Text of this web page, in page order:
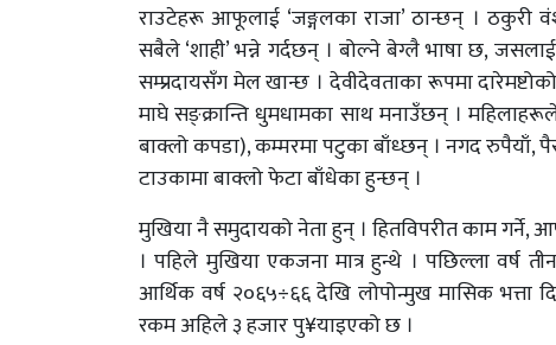
राउटेहरू आफूलाई ‘जङ्गलका राजा’ ठान्छन् । ठकुरी
सबैले ‘शाही’ भन्ने गर्दछन् । बोल्ने बेग्लै भाषा छ,
सम्प्रदायसँग मेल खान्छ । देवीदेवताका रूपमा
माघे सङ्क्रान्ति धुमधामका साथ मनाउँछन् ।
बाक्लो कपडा), कम्मरमा पटुका बाँध्छन् । नगद रुपैयाँ,
टाउकामा बाक्लो फेटा बाँधेका हुन्छन् ।
मुखिया नै समुदायको नेता हुन् । हितविपरीत काम गर्ने,
। पहिले मुखिया एकजना मात्र हुन्थे । पछिल्ला वर्ष
आर्थिक वर्ष २०६५÷६६ देखि लोपोन्मुख मासिक भत्ता
रकम अहिले ३ हजार पु¥याइएको छ ।